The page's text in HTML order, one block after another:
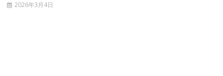
2026年3月4日